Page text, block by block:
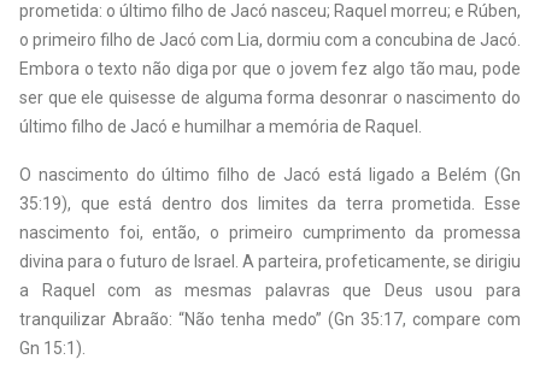
prometida: o último filho de Jacó nasceu; Raquel morreu; e Rúben,
o primeiro filho de Jacó com Lia, dormiu com a concubina de Jacó.
Embora o texto não diga por que o jovem fez algo tão mau, pode
ser que ele quisesse de alguma forma desonrar o nascimento do
último filho de Jacó e humilhar a memória de Raquel.
O nascimento do último filho de Jacó está ligado a Belém (Gn
35:19), que está dentro dos limites da terra prometida. Esse
nascimento foi, então, o primeiro cumprimento da promessa
divina para o futuro de Israel. A parteira, profeticamente, se dirigiu
a Raquel com as mesmas palavras que Deus usou para
tranquilizar Abraão: “Não tenha medo” (Gn 35:17, compare com
Gn 15:1).